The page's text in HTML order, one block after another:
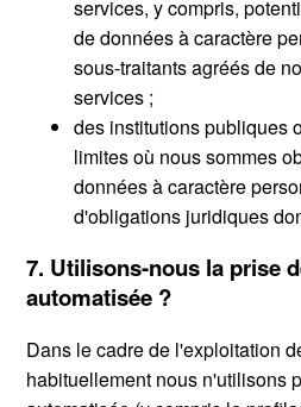
services, y compris,
de données à caractère
sous-traitants agréés de
services ;
des institutions publiques
limites où nous sommes
données à caractère
d'obligations juridiques
7. Utilisons-nous la prise
automatisée ?
Dans le cadre de l'exploitation
habituellement nous n'utilisons